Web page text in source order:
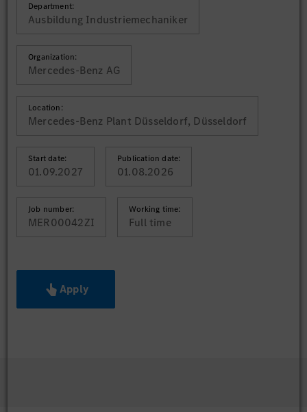
Department:
Ausbildung Industriemechaniker
Organization:
Mercedes-Benz AG
Location:
Mercedes-Benz Plant Düsseldorf, Düsseldorf
Start date:
01.09.2027
Publication date:
01.08.2026
Job number:
MER00042ZI
Working time:
Full time
Apply